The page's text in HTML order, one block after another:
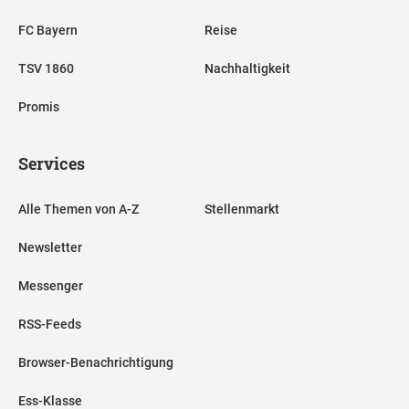
FC Bayern
TSV 1860
Promis
Reise
Nachhaltigkeit
Services
Alle Themen von A-Z
Newsletter
Messenger
RSS-Feeds
Browser-Benachrichtigung
Ess-Klasse
Stellenmarkt